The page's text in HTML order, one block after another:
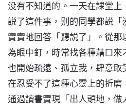
没有不知道的。一天在課堂上
説了這件事，别的同學都説「
實實地回答「聽説了」。從
為眼中釘，時常找各種藉口來
也開始疏遠、孤立我，肆意取
在忍受不了這種心靈上的折磨
通過讀書實現「出人頭地，做